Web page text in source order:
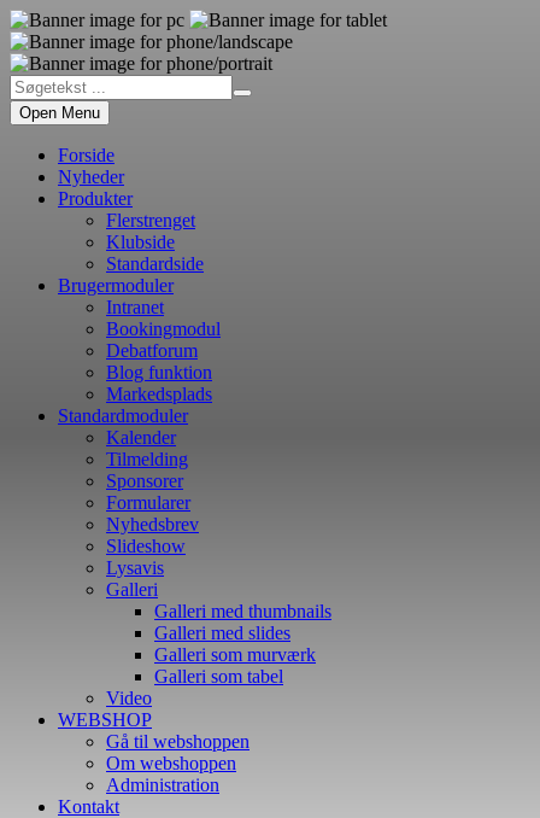
Open Menu
Forside
Nyheder
Produkter
Flerstrenget
Klubside
Standardside
Brugermoduler
Intranet
Bookingmodul
Debatforum
Blog funktion
Markedsplads
Standardmoduler
Kalender
Tilmelding
Sponsorer
Formularer
Nyhedsbrev
Slideshow
Lysavis
Galleri
Galleri med thumbnails
Galleri med slides
Galleri som murværk
Galleri som tabel
Video
WEBSHOP
Gå til webshoppen
Om webshoppen
Administration
Kontakt